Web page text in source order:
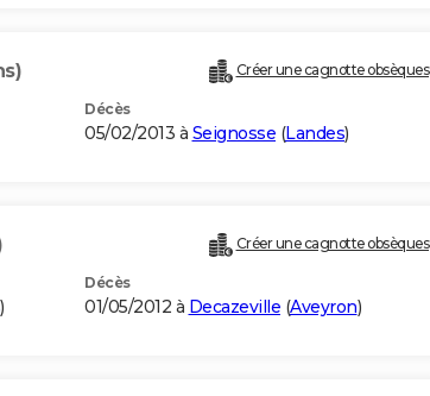
Créer une cagnotte obsèques
Décès
05/02/2013 à Seignosse (Landes)
Créer une cagnotte obsèques
)
Décès
01/05/2012 à Decazeville (Aveyron)